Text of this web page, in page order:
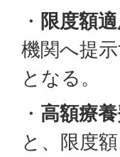
・ 限度額
機関へ提
となる。
・ 高額療
と、限度